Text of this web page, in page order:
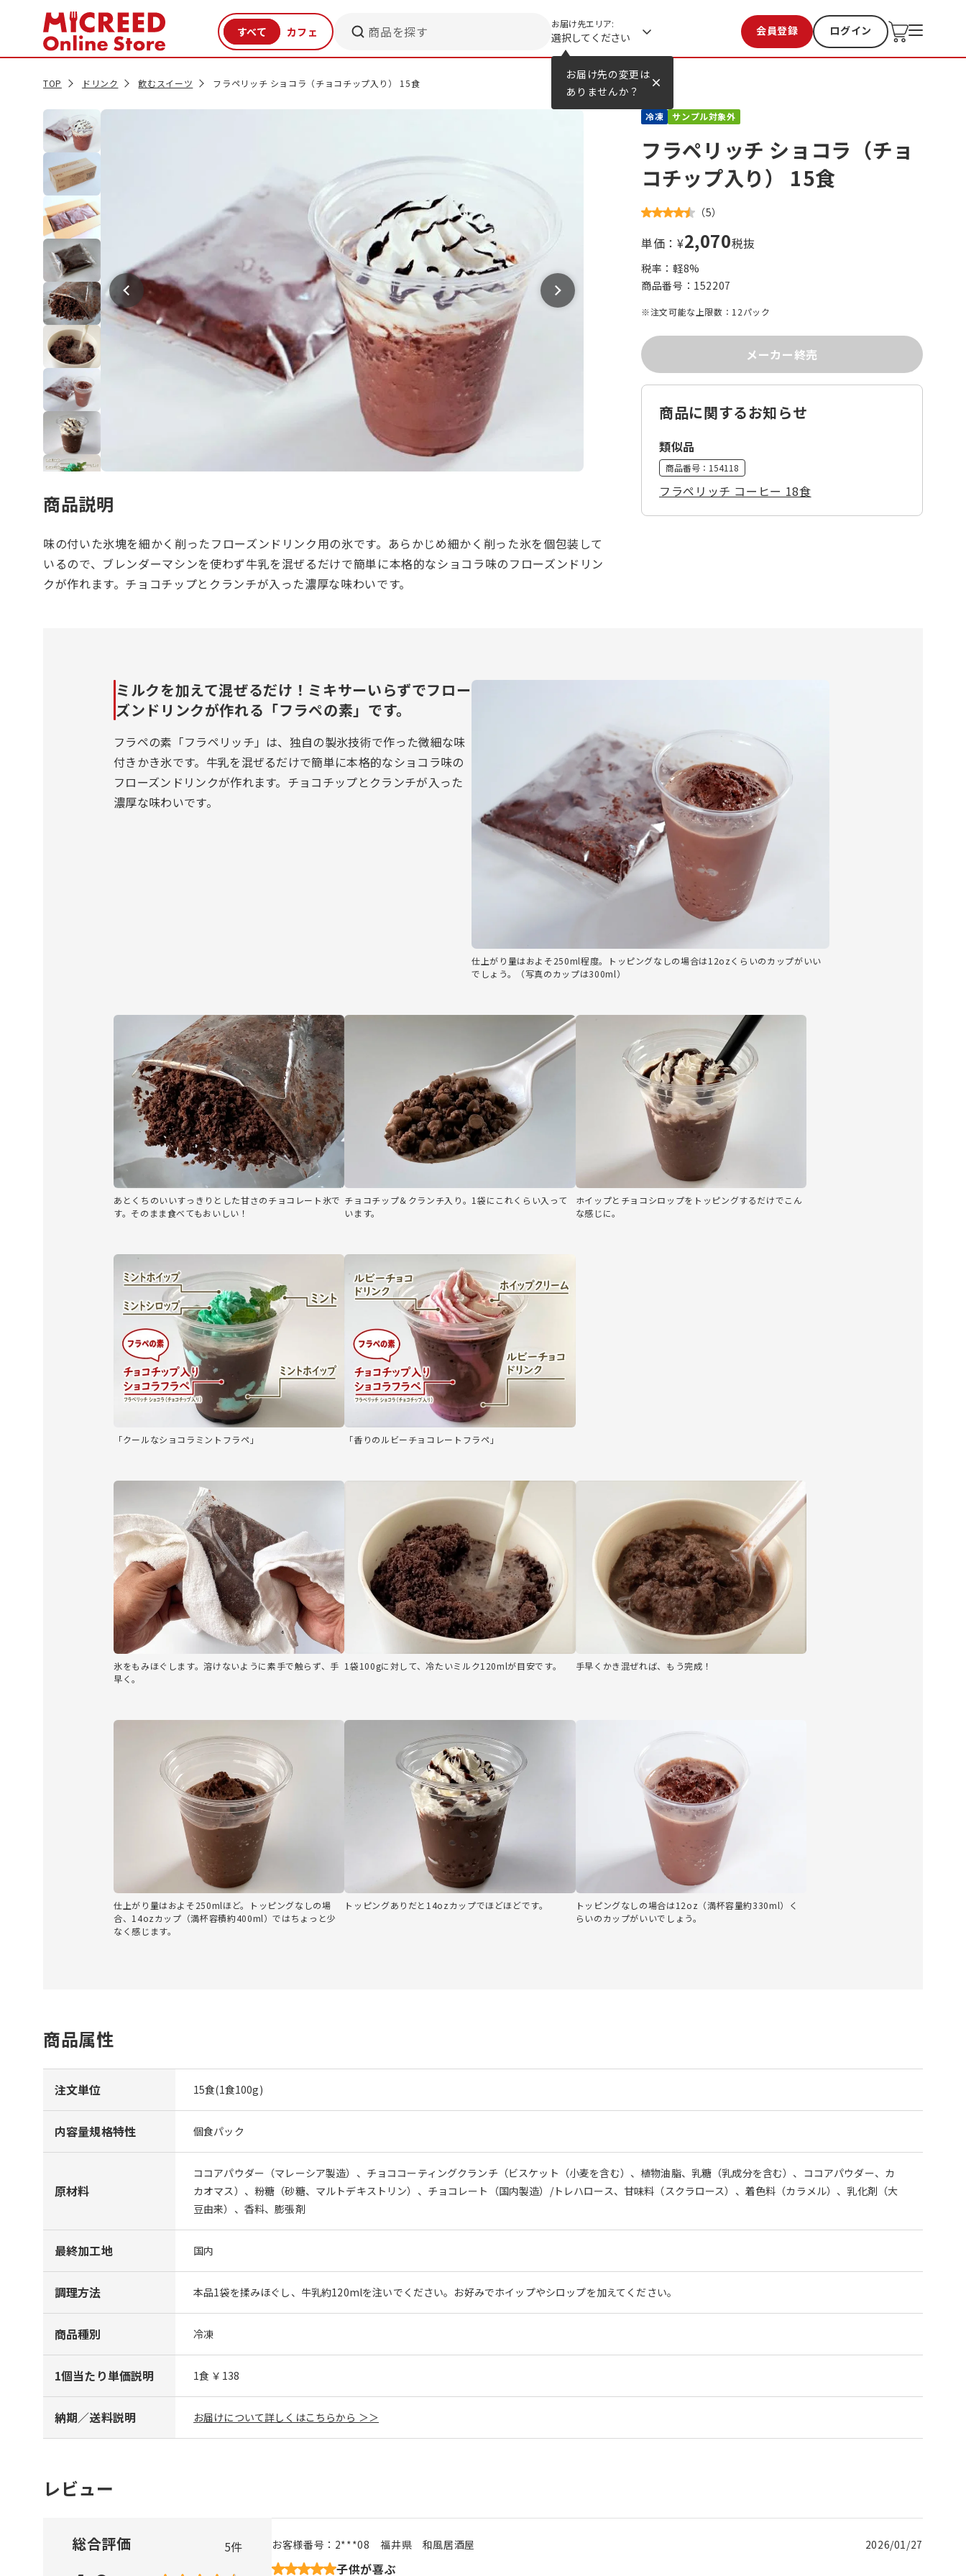
お届け先の変更は
ありませんか？
商品を探す お届け先エリア:
選択してください 会員登録 ログイン
お気に入り 過去購入
TOP ドリンク 飲むスイーツ フラペリッチ ショコラ（チョコチップ入り） 15食
冷凍 サンプル対象外
フラペリッチ ショコラ（チョ
コチップ入り） 15食
（5）
単価：¥2,070税抜
税率：軽8%
商品番号： 152207
※注文可能な上限数：12パック
メーカー終売
商品に関するお知らせ
類似品
商品番号： 154118
フラペリッチ コーヒー 18食
商品説明
味の付いた氷塊を細かく削ったフローズンドリンク用の氷です。あらかじめ細かく削った氷を個包装して
いるので、ブレンダーマシンを使わず牛乳を混ぜるだけで簡単に本格的なショコラ味のフローズンドリン
クが作れます。チョコチップとクランチが入った濃厚な味わいです。
ミルクを加えて混ぜるだけ！ミキサーいらずでフロー
ズンドリンクが作れる「フラペの素」です。
フラペの素「フラペリッチ」は、独自の製氷技術で作った微細な味
付きかき氷です。牛乳を混ぜるだけで簡単に本格的なショコラ味の
フローズンドリンクが作れます。チョコチップとクランチが入った
濃厚な味わいです。
仕上がり量はおよそ250ml程度。トッピングなしの場合は12ozくらいのカップがいい
でしょう。（写真のカップは300ml）
あとくちのいいすっきりとした甘さのチョコレート氷で
す。そのまま食べてもおいしい！
チョコチップ＆クランチ入り。1袋にこれくらい入って
います。
ホイップとチョコシロップをトッピングするだけでこん
な感じに。
「クールなショコラミントフラペ」 「香りのルビーチョコレートフラペ」
氷をもみほぐします。溶けないように素手で触らず、手
早く。
1袋100gに対して、冷たいミルク120mlが目安です。 手早くかき混ぜれば、もう完成！
仕上がり量はおよそ250mlほど。トッピングなしの場
合、14ozカップ（満杯容積約400ml）ではちょっと少
なく感じます。
トッピングありだと14ozカップでほどほどです。
トッピングなしの場合は12oz（満杯容量約330ml）く
らいのカップがいいでしょう。
商品属性
注文単位 15食(1食100g)
内容量規格特性 個食パック
原材料
ココアパウダー（マレーシア製造）、チョココーティングクランチ（ビスケット（小麦を含む）、植物油脂、乳糖（乳成分を含む）、ココアパウダー、カ
カオマス）、粉糖（砂糖、マルトデキストリン）、チョコレート（国内製造）/トレハロース、甘味料（スクラロース）、着色料（カラメル）、乳化剤（大
豆由来）、香料、膨張剤
最終加工地 国内
調理方法 本品1袋を揉みほぐし、牛乳約120mlを注いでください。お好みでホイップやシロップを加えてください。
商品種別 冷凍
1個当たり単価説明 1食 ￥138
納期／送料説明 お届けについて詳しくはこちらから ＞＞
レビュー
総合評価 5件 お客様番号： 2***08 福井県 和風居酒屋 2026/01/27
子供が喜ぶ